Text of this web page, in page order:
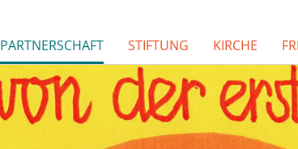
PARTNERSCHAFT STIFTUNG KIRCHE